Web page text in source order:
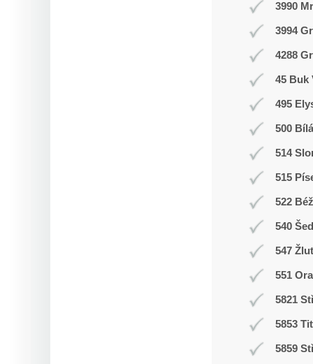
3990
3994
4288
45 Buk
495
500 Bílá
514
515
522
540
547
551
5821
5853
5859